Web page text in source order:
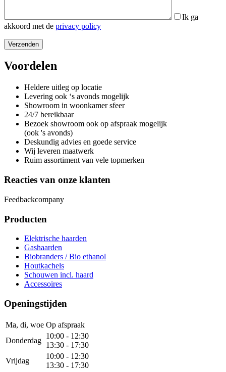
Ik ga
akkoord met de privacy policy
Voordelen
Heldere uitleg op locatie
Levering ook ‘s avonds mogelijk
Showroom in woonkamer sfeer
24/7 bereikbaar
Bezoek showroom ook op afspraak mogelijk
(ook 's avonds)
Deskundig advies en goede service
Wij leveren maatwerk
Ruim assortiment van vele topmerken
Reacties van onze klanten
Feedbackcompany
Producten
Elektrische haarden
Gashaarden
Biobranders / Bio ethanol
Houtkachels
Schouwen incl. haard
Accessoires
Openingstijden
Ma, di, woe Op afspraak
Donderdag
10:00 - 12:30
13:30 - 17:30
Vrijdag
10:00 - 12:30
13:30 - 17:30